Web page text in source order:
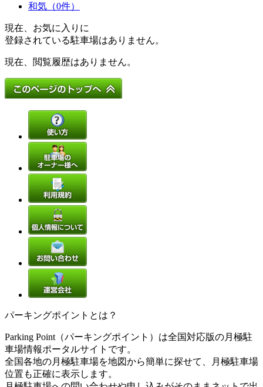
和気（0件）
現在、お気に入りに
登録されている駐車場はありません。
現在、閲覧履歴はありません。
パーキングポイントとは？
Parking Point（パーキングポイント）は全国対応版の月極駐
車場情報ポータルサイトです。
全国各地の月極駐車場を地図から簡単に探せて、月極駐車場
位置も正確に表示します。